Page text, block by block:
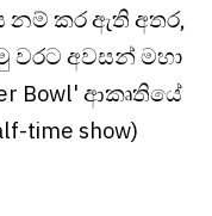
නම් කර ඇති අතර,
වරට අවසන් මහා
Bowl' ආකෘතියේ
time show)